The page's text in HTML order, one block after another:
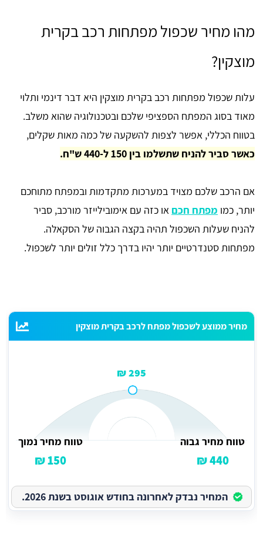
מהו מחיר שכפול מפתחות רכב בקרית
מוצקין?
עלות שכפול מפתחות רכב בקרית מוצקין היא דבר דינמי ותלוי
מאוד בסוג המפתח הספציפי שלכם ובטכנולוגיה שהוא משלב.
בטווח הכללי, אפשר לצפות להשקעה של כמה מאות שקלים,
כאשר סביר להניח שתשלמו בין 150 ל-440 ש"ח.
אם הרכב שלכם מצויד במערכות מתקדמות ובמפתח מתוחכם
יותר, כמו מפתח חכם או כזה עם אימובילייזר מורכב, סביר
להניח שעלות השכפול תהיה בקצה הגבוה של הסקאלה.
מפתחות סטנדרטיים יותר יהיו בדרך כלל זולים יותר לשכפול.
מחיר ממוצע לשכפול מפתח לרכב בקרית מוצקין
295 ₪
טווח מחיר גבוה
440 ₪
טווח מחיר נמוך
150 ₪
המחיר נבדק לאחרונה בחודש אוגוסט בשנת 2026.